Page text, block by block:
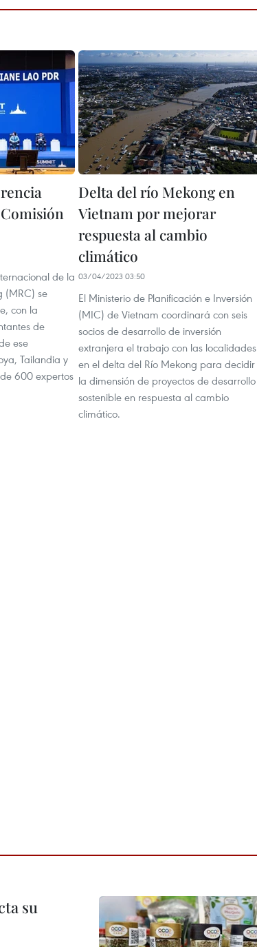
de la
(MRC) se
con la
de
ese
Tailandia y
600 expertos
Delta del río Mekong en
Vietnam por mejorar
respuesta al cambio
climático
03/04/2023 03:50
El Ministerio de Planificación e Inversión
(MIC) de Vietnam coordinará con seis
socios de desarrollo de inversión
extranjera el trabajo con las localidades
en el delta del Río Mekong para decidir
la dimensión de proyectos de desarrollo
sostenible en respuesta al cambio
climático.
su